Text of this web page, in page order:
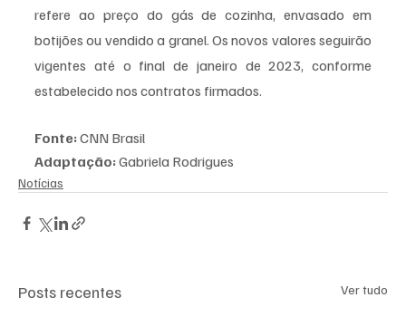
refere ao preço do gás de cozinha, envasado em
botijões ou vendido a granel. Os novos valores seguirão
vigentes até o final de janeiro de 2023, conforme
estabelecido nos contratos firmados.
Fonte: CNN Brasil
Adaptação: Gabriela Rodrigues
Notícias
Posts recentes Ver tudo